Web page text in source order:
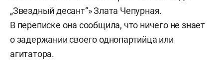
„Звездный десант“» Злата Чепурная.
В переписке она сообщила, что ничего не знает
о задержании своего однопартийца или
агитатора.